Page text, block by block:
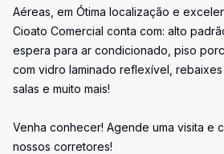
Aéreas, em Ótima localização e
Cioato Comercial conta com: alto
espera para ar condicionado, piso
com vidro laminado reflexível,
salas e muito mais!
Venha conhecer! Agende uma visita e
nossos corretores!